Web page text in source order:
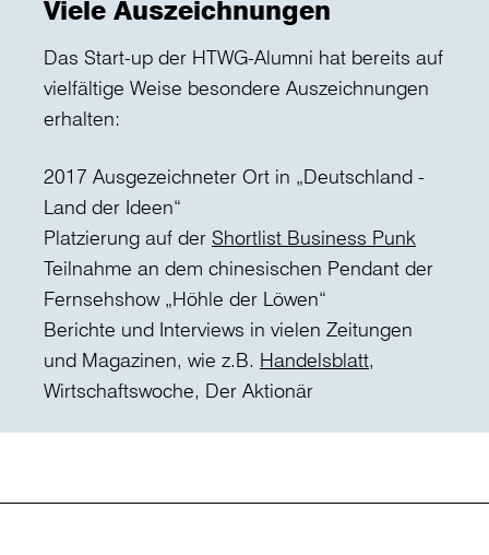
Viele Auszeichnungen
Das Start-up der HTWG-Alumni hat bereits auf
vielfältige Weise besondere Auszeichnungen
erhalten:
2017 Ausgezeichneter Ort in „Deutschland -
Land der Ideen“
Platzierung auf der Shortlist Business Punk
Teilnahme an dem chinesischen Pendant der
Fernsehshow „Höhle der Löwen“
Berichte und Interviews in vielen Zeitungen
und Magazinen, wie z.B. Handelsblatt,
Wirtschaftswoche, Der Aktionär